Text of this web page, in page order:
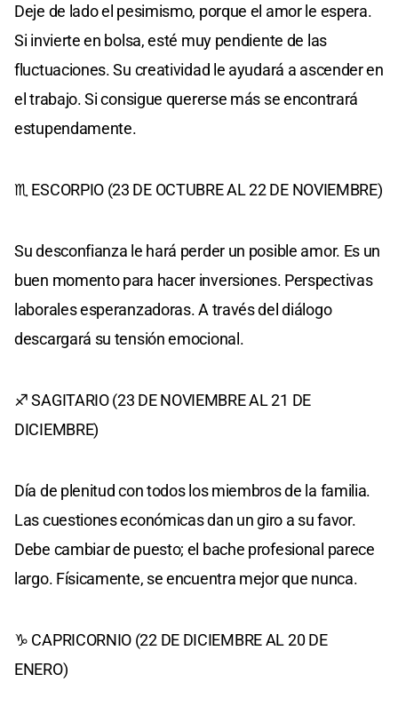
Deje de lado el pesimismo, porque el amor le espera.
Si invierte en bolsa, esté muy pendiente de las
fluctuaciones. Su creatividad le ayudará a ascender en
el trabajo. Si consigue quererse más se encontrará
estupendamente.
♏ ESCORPIO (23 DE OCTUBRE AL 22 DE NOVIEMBRE)
Su desconfianza le hará perder un posible amor. Es un
buen momento para hacer inversiones. Perspectivas
laborales esperanzadoras. A través del diálogo
descargará su tensión emocional.
♐ SAGITARIO (23 DE NOVIEMBRE AL 21 DE
DICIEMBRE)
Día de plenitud con todos los miembros de la familia.
Las cuestiones económicas dan un giro a su favor.
Debe cambiar de puesto; el bache profesional parece
largo. Físicamente, se encuentra mejor que nunca.
♑ CAPRICORNIO (22 DE DICIEMBRE AL 20 DE
ENERO)